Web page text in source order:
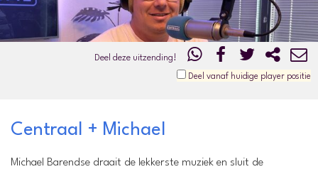
Deel deze uitzending!
Deel vanaf huidige player positie
Centraal + Michael
Michael Barendse draait de lekkerste muziek en sluit de